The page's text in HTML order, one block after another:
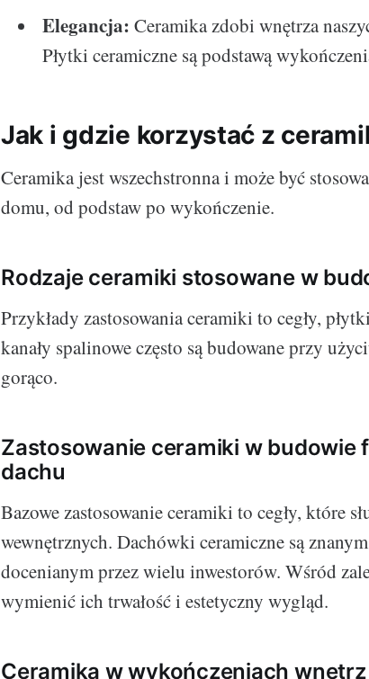
Elegancja: Ceramika zdobi wnętrza
Płytki ceramiczne są podstawą
Jak i gdzie korzystać z
Ceramika jest wszechstronna i może być
domu, od podstaw po wykończenie.
Rodzaje ceramiki stosowane w
Przykłady zastosowania ceramiki to cegły,
kanały spalinowe często są budowane przy
gorąco.
Zastosowanie ceramiki w budowie
dachu
Bazowe zastosowanie ceramiki to cegły, które
wewnętrznych. Dachówki ceramiczne są
docenianym przez wielu inwestorów. Wśród
wymienić ich trwałość i estetyczny wygląd.
Ceramika w wykończeniach wnętrz